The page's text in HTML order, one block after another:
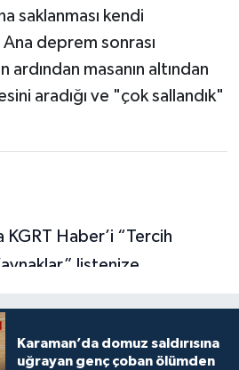
saklanması kendi
Ana deprem sonrası
ardından masanın altından
aradığı ve "çok sallandık"
Karaman’da domuz saldırısına
uğrayan genç çoban ölümden